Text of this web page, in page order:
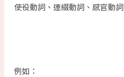
使役動詞、連綴動詞、感官動詞
例如：